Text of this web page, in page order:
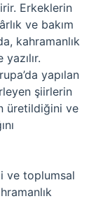
Erkeklerin
ve bakım
kahramanlık
yapılan
şiirlerin
üretildiğini ve
ve toplumsal